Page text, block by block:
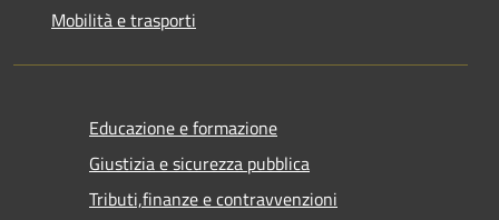
Mobilità e trasporti
Educazione e formazione
Giustizia e sicurezza pubblica
Tributi,finanze e contravvenzioni